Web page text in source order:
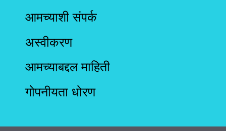
आमच्याशी संपर्क
अस्वीकरण
आमच्याबद्दल माहिती
गोपनीयता धोरण